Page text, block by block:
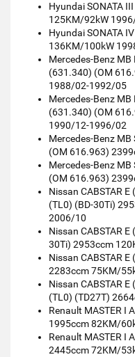
Hyundai SONATA
125KM/92kW
Hyundai SONATA
136KM/100kW
Mercedes-Benz
(631.340) (OM
1988/02-1992/05
Mercedes-Benz
(631.340) (OM
1990/12-1996/02
Mercedes-Benz
(OM 616.963)
Mercedes-Benz
(OM 616.963)
Nissan CABSTAR
(TL0) (BD-30Ti)
2006/10
Nissan CABSTAR
30Ti) 2953ccm
Nissan CABSTAR
2283ccm 75KM/
Nissan CABSTAR
(TL0) (TD27T)
Renault MASTER I
1995ccm 82KM/
Renault MASTER I
2445ccm 72KM/